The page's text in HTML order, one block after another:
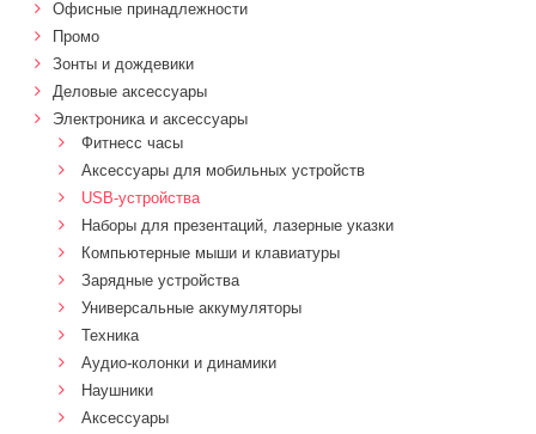
Офисные принадлежности
Промо
Зонты и дождевики
Деловые аксессуары
Электроника и аксессуары
Фитнесс часы
Аксессуары для мобильных устройств
USB-устройства
Наборы для презентаций, лазерные указки
Компьютерные мыши и клавиатуры
Зарядные устройства
Универсальные аккумуляторы
Техника
Аудио-колонки и динамики
Наушники
Аксессуары